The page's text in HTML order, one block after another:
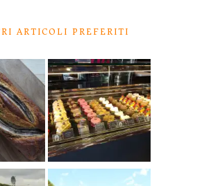
ARTICOLI PREFERITI